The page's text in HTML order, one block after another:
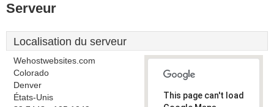
Serveur
Localisation du serveur
Wehostwebsites.com
Colorado
Denver
États-Unis
This page can't load